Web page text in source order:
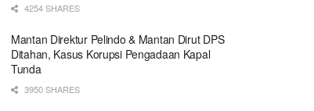
4254 SHARES
Mantan Direktur Pelindo & Mantan Dirut DPS
Ditahan, Kasus Korupsi Pengadaan Kapal
Tunda
3950 SHARES